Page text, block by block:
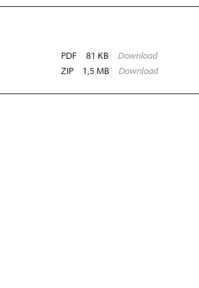
PDF 81 KB
Download
ZIP 1,5 MB Download